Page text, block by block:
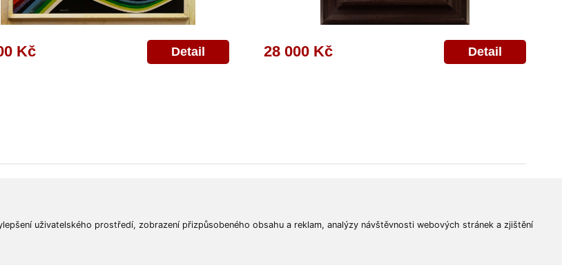
uživatelského prostředí, zobrazení přizpůsobeného obsahu a reklam, analýzy návštěvnosti webových stránek a zjištění
Kč Detail 28 000 Kč Detail